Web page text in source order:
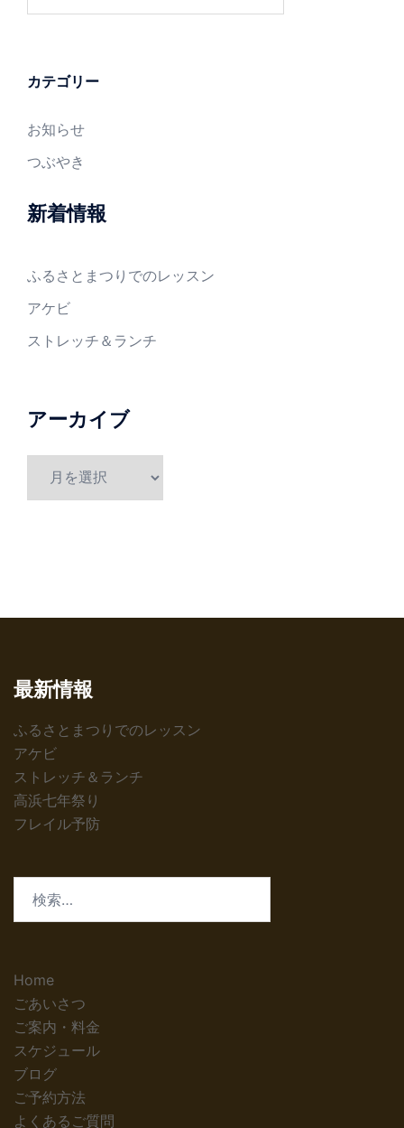
カテゴリー
お知らせ
つぶやき
新着情報
ふるさとまつりでのレッスン
アケビ
ストレッチ＆ランチ
アーカイブ
最新情報
ふるさとまつりでのレッスン
アケビ
ストレッチ＆ランチ
高浜七年祭り
フレイル予防
Home
ごあいさつ
ご案内・料金
スケジュール
ブログ
ご予約方法
よくあるご質問